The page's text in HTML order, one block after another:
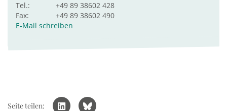
Tel.:
+49 89 38602 428
Fax:
+49 89 38602 490
E-Mail schreiben
Seite teilen: